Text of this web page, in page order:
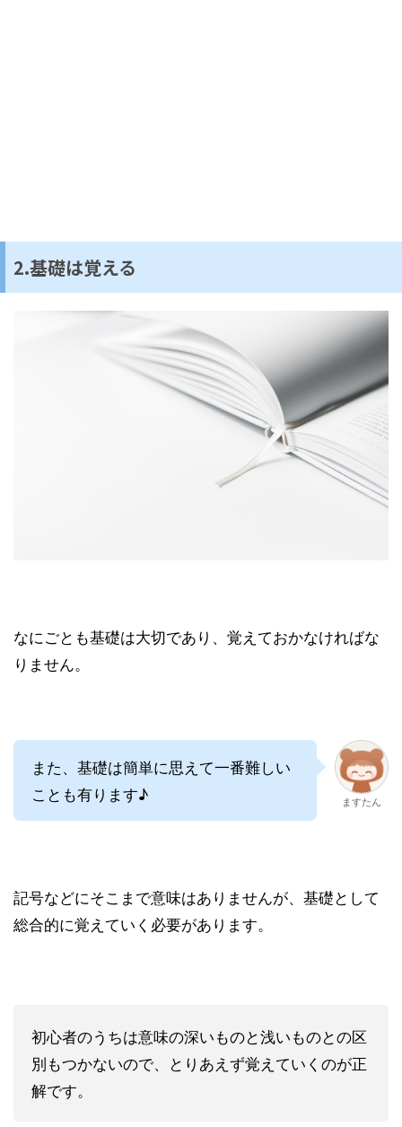
2.基礎は覚える
なにごとも基礎は大切であり、覚えておかなければな
りません。
また、基礎は簡単に思えて一番難しい
ことも有ります♪
ますたん
記号などにそこまで意味はありませんが、基礎として
総合的に覚えていく必要があります。
初心者のうちは意味の深いものと浅いものとの区
別もつかないので、とりあえず覚えていくのが正
解です。